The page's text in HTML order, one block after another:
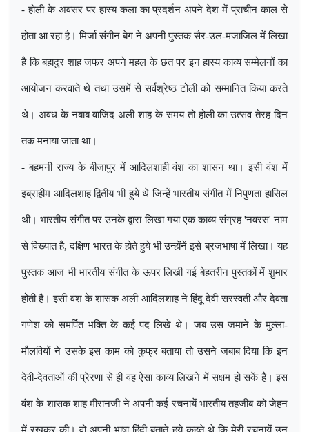
- होली के अवसर पर हास्य कला का प्रदर्शन अपने देश में प्राचीन काल से
होता आ रहा है। मिर्जा संगीन बेग ने अपनी पुस्तक सैर-उल-मजाजिल में लिखा
है कि बहादुर शाह जफर अपने महल के छत पर इन हास्य काव्य सम्मेलनों का
आयोजन करवाते थे तथा उसमें से सर्वश्रेष्ठ टोली को सम्मानित किया करते
थे। अवध के नबाब वाजिद अली शाह के समय तो होली का उत्सव तेरह दिन
तक मनाया जाता था।
- बहमनी राज्य के बीजापुर में आदिलशाही वंश का शासन था। इसी वंश में
इब्राहीम आदिलशाह द्वितीय भी हुये थे जिन्हें भारतीय संगीत में निपुणता हासिल
थी। भारतीय संगीत पर उनके द्वारा लिखा गया एक काव्य संग्रह'नवरस'नाम
से विख्यात है,दक्षिण भारत के होते हुये भी उन्होंनें इसे ब्रजभाषा में लिखा। यह
पुस्तक आज भी भारतीय संगीत के ऊपर लिखी गई बेहतरीन पुस्तकों में शुमार
होती है। इसी वंश के शासक अली आदिलशाह ने हिंदू देवी सरस्वती और देवता
गणेश को समर्पित भक्ति के कई पद लिखे थे। जब उस जमाने के मुल्ला-
मौलवियों ने उसके इस काम को कुफ्र बताया तो उसने जबाब दिया कि इन
देवी-देवताओं की प्रेरणा से ही वह ऐसा काव्य लिखने में सक्षम हो सकें है। इस
वंश के शासक शाह मीरानजी ने अपनी कई रचनायें भारतीय तहजीब को जेहन
में रखकर की। वो अपनी भाषा हिंदी बताते हुये कहते थे कि मेरी रचनायें उन